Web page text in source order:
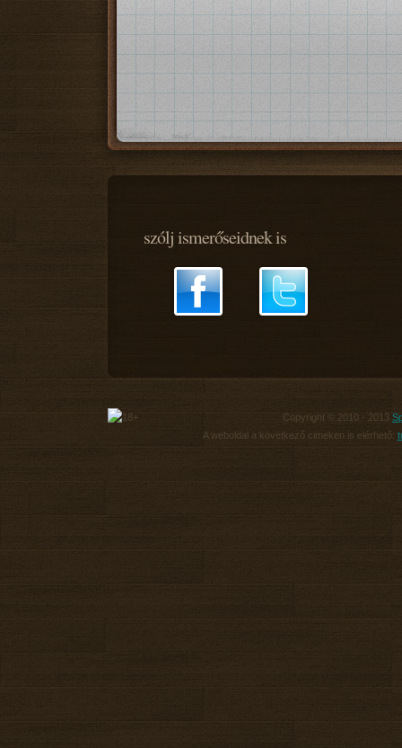
szólj ismerőseidnek is
Copyright © 2010 - 2013
A weboldal a következő cimeken is elérhető: